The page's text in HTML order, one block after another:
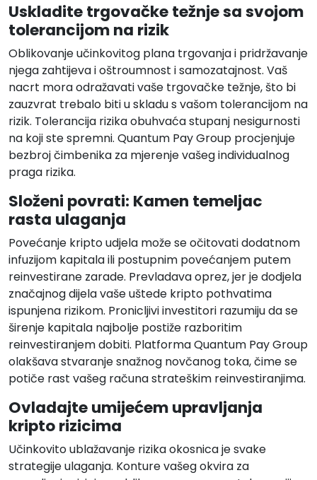
Uskladite trgovačke težnje sa svojom
tolerancijom na rizik
Oblikovanje učinkovitog plana trgovanja i pridržavanje
njega zahtijeva i oštroumnost i samozatajnost. Vaš
nacrt mora odražavati vaše trgovačke težnje, što bi
zauzvrat trebalo biti u skladu s vašom tolerancijom na
rizik. Tolerancija rizika obuhvaća stupanj nesigurnosti
na koji ste spremni. Quantum Pay Group procjenjuje
bezbroj čimbenika za mjerenje vašeg individualnog
praga rizika.
Složeni povrati: Kamen temeljac
rasta ulaganja
Povećanje kripto udjela može se očitovati dodatnom
infuzijom kapitala ili postupnim povećanjem putem
reinvestirane zarade. Prevladava oprez, jer je dodjela
značajnog dijela vaše uštede kripto pothvatima
ispunjena rizikom. Pronicljivi investitori razumiju da se
širenje kapitala najbolje postiže razboritim
reinvestiranjem dobiti. Platforma Quantum Pay Group
olakšava stvaranje snažnog novčanog toka, čime se
potiče rast vašeg računa strateškim reinvestiranjima.
Ovladajte umijećem upravljanja
kripto rizicima
Učinkovito ublažavanje rizika okosnica je svake
strategije ulaganja. Konture vašeg okvira za